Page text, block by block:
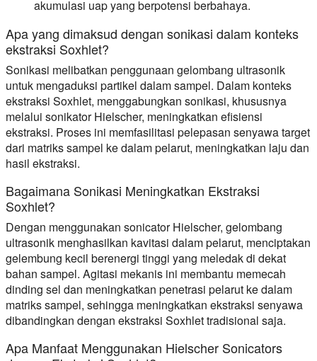
akumulasi uap yang berpotensi berbahaya.
Apa yang dimaksud dengan sonikasi dalam konteks
ekstraksi Soxhlet?
Sonikasi melibatkan penggunaan gelombang ultrasonik
untuk mengaduksi partikel dalam sampel. Dalam konteks
ekstraksi Soxhlet, menggabungkan sonikasi, khususnya
melalui sonikator Hielscher, meningkatkan efisiensi
ekstraksi. Proses ini memfasilitasi pelepasan senyawa target
dari matriks sampel ke dalam pelarut, meningkatkan laju dan
hasil ekstraksi.
Bagaimana Sonikasi Meningkatkan Ekstraksi
Soxhlet?
Dengan menggunakan sonicator Hielscher, gelombang
ultrasonik menghasilkan kavitasi dalam pelarut, menciptakan
gelembung kecil berenergi tinggi yang meledak di dekat
bahan sampel. Agitasi mekanis ini membantu memecah
dinding sel dan meningkatkan penetrasi pelarut ke dalam
matriks sampel, sehingga meningkatkan ekstraksi senyawa
dibandingkan dengan ekstraksi Soxhlet tradisional saja.
Apa Manfaat Menggunakan Hielscher Sonicators